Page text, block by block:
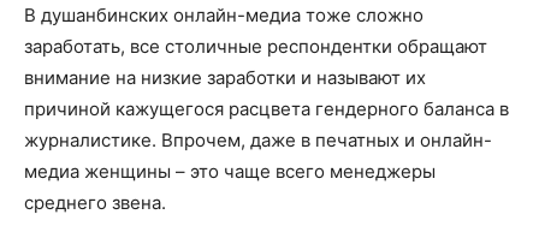
В душанбинских онлайн-медиа тоже сложно
заработать, все столичные респондентки обращают
внимание на низкие заработки и называют их
причиной кажущегося расцвета гендерного баланса в
журналистике. Впрочем, даже в печатных и онлайн-
медиа женщины – это чаще всего менеджеры
среднего звена.